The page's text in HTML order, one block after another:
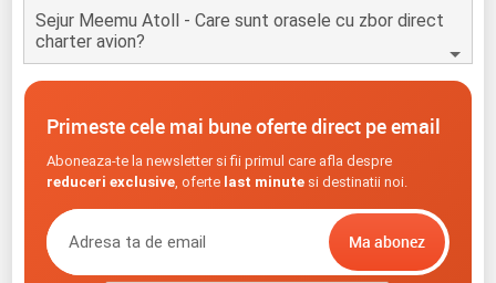
Sejur Meemu Atoll - Care sunt orasele cu zbor direct
charter avion?
Primeste cele mai bune oferte direct pe email
Aboneaza-te la newsletter si fii primul care afla despre
reduceri exclusive, oferte last minutesi destinatii noi.